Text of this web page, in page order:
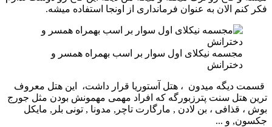
فکر کنم الان به عنوان فرمانداری از اونجا استفاده میشه.
مجسمه نیکلای اول سوار بر اسب بهمراه همسر و
دخترانش
قسمت دیگه میدون ، هتل آستوریا قرار داشت، این هتل معروف
ترین هتل سنت پترزبورگه که افراد مهمی مهمونش بودن مثل جورج
بوش ، قذافی ، بن لادن , مارگارت تاچر, مدونا , تونی بلر, مایکل
جکسون, و ...